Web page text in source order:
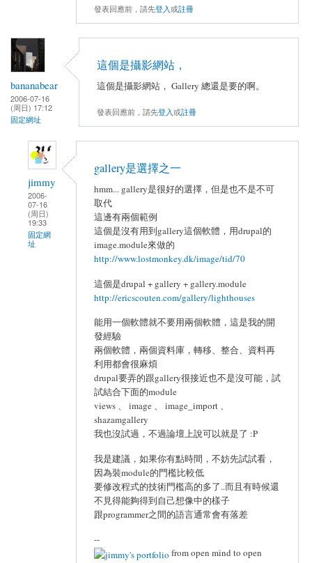
發表回應前，請先登入或註冊
bananabear
2006-07-16
(周日) 17:12
固定網址
這個是攝影網站，
這個是攝影網站， Gallery 總還是要的啊。
發表回應前，請先登入或註冊
jimmy
2006-
07-16
(周日)
19:33
固定網
址
gallery是選擇之一
hmm... gallery是很好的選擇，但是也不是不可
取代
這邊有兩個範例
這個是沒有用到gallery這個軟體，用drupal的
image.module來做的
http://www.lostmonkey.dk/image/tid/70
這個是drupal + gallery + gallery.module
http://ericscouten.com/gallery/lighthouses
能用一個軟體就不要用兩個軟體，這是我的開
發經驗
兩個軟體，兩個資料庫，轉移、整合、資料再
利用都會很麻煩
drupal要弄的跟gallery很接近也不是沒可能，試
試結合下面的module
views 、 image 、 image_import 、
shazamgallery
我也沒試過，不過論壇上說可以就是了 :P
我是建議，如果你有點時間，不妨先試試看，
因為裝module的門檻比較低
要修改程式的技術門檻高的多了..而且有時候還
不見得能夠得到自己想像中的樣子
跟programmer之間的語言通常會有落差
--
from open mind to open